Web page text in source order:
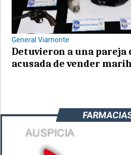
General Viamonte
Detuvieron a una pareja
acusada de vender